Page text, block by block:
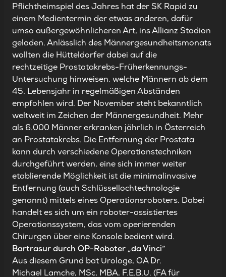
Pflichtheimspiel des Jahres hat der SK Rapid zu
einem Medientermin der etwas anderen, dafür
umso außergewöhnlicheren Art, ins Allianz Stadion
geladen. Anlässlich des Männergesundheitsmonats
wollten die Hütteldorfer dabei auf die
rechtzeitige Prostatakrebs-Früherkennungs-
Untersuchung hinweisen, welche Männern ab dem
45. Lebensjahr in regelmäßigen Abständen
empfohlen wird. Der November steht bekanntlich
weltweit im Zeichen der Männergesundheit. Mehr
als 6.000 Männer erkranken jährlich in Österreich
an Prostatakrebs. Die Entfernung der Prostata
kann durch verschiedene Operationstechniken
durchgeführt werden, eine sich immer weiter
etablierende Möglichkeit ist die minimalinvasive
Entfernung (auch Schlüssellochtechnologie
genannt) mittels eines Operationsroboters. Dabei
handelt es sich um ein roboter-assistiertes
Operationssystem, das vom operierenden
Chirurgen über eine Konsole bedient wird.
Bartrasur durch OP-Roboter „da Vinci“
Aus diesem Grund bat Urologe, OA Dr.
Michael Lamche, MSc, MBA, F.E.B.U. (FA für